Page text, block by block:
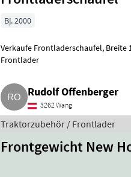
Bj. 2000
Verkaufe Frontladerschaufel, Breite 1, 6 m, Tiefe 0, 9 m, Höhe 0, 7 m, mit Euroaufnahme. Traktorzubehör
Frontlader
Rudolf Offenberger
3262 Wang
Traktorzubehör / Frontlader
Frontgewicht New